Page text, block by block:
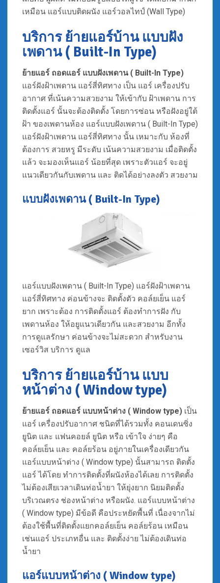
เหมือน แอร์แบบติดผนัง แอร์วอลไทป์ (Wall Type)
บริการ ย้ายแอร์บ้าน แบบฝัง
เพดาน ( Built-In Type)
ย้ายแอร์ ถอดแอร์ แบบฝังเพดาน ( Built-In Type)
แอร์ฝังฝ้าเพดาน แอร์สี่ทิศทาง เป็น แอร์ เครื่องปรับ
อากาศ ที่เน้นความสวยงาม ให้เข้ากับ ฝ้าเพดาน การ
ติดตั้งแอร์ นั้นจะต้องติดตั้ง โดยการซ่อน หรือฝังอยู่ใต้
ฝ้า ของเพดานห้อง แอร์แบบฝังเพดาน ( Built-In Type)
แอร์ฝังฝ้าเพดาน แอร์สี่ทิศทาง นั้น เหมาะกับ ห้องที่
ต้องการ สวยหรู มีระดับ เน้นความสวยงาม เมื่อติดตั้ง
แล้ว จะมองเห็นแอร์ น้อยที่สุด เพราะตัวแอร์ จะอยู่
แนวเดียวกันกับเพดาน และ ติดได้อย่างลงตัว สวยงาม
แบบฝังเพดาน ( Built-In Type)
แอร์แบบฝังเพดาน ( Built-In Type) แอร์ฝังฝ้าเพดาน
แอร์สี่ทิศทาง ค่อนข้างจะ ติดตั้งตัว คอล์ยเย็น แอร์
ยาก เพราะต้อง การติดตั้งแอร์ ต้องทำการฝัง กับ
เพดานห้อง ให้อยูแนวเดียวกัน และสวยงาม อีกทั้ง
การดูแลรักษา ค่อนข้างจะไม่สะดวก สำหรับงาน
เซอร์วิส บริการ ดูแล
บริการ ย้ายแอร์บ้าน แบบ
หน้าต่าง ( Window type)
ย้ายแอร์ ถอดแอร์ แบบหน้าต่าง ( Window type) เป็น
แอร์ เครื่องปรับอากาศ ชนิดที่ได้รวมทั้ง คอนเดนซิ่ง
ยูนิต และ แฟนคอยล์ ยูนิต หรือ เข้าใจ ง่ายๆ คือ
คอล์ยเย็น และ คอล์ยร้อน อยู่ภายในเครื่องเดียวกัน
แอร์แบบหน้าต่าง ( Window type) นั้นสามารถ ติดตั้ง
แอร์ ได้โดย ทำการติดตั้งที่ผนังห้องได้เลย การติดตั้ง
ไม่ต้องเสียเวลาเดินท่อน้ำยา ให้ยุ่งยาก นิยมติดตั้ง
บริเวณตรง ช่องหน้าต่าง หรือผนัง. แอร์แบบหน้าต่าง
( Window type) มีข้อดี คือประหยัดพื้นที่ เนื่องจากไม่
ต้องใช้พื้นที่ติดตั้งแยกคอล์ยเย็น คอล์ยร้อน เหมือน
เช่นแอร์ ประเภทอื่น และ ติดตั้งง่าย ไม่ต้องเดินท่อ
น้ำยา
แอร์แบบหน้าต่าง ( Window type)